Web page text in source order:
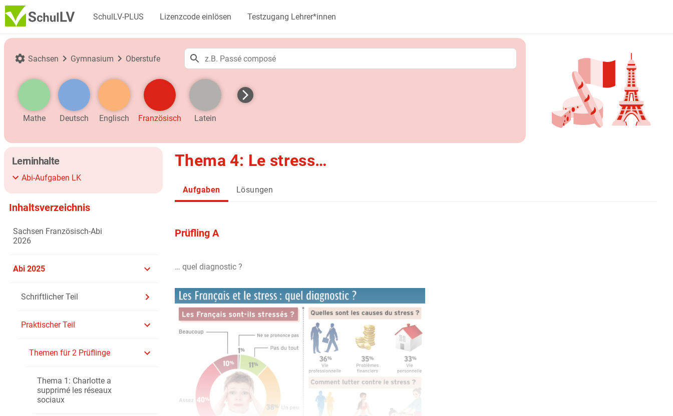
SchulLV-PLUS Lizenzcode einlösen Testzugang Lehrer*innen
Sachsen Gymnasium Oberstufe
Mathe Deutsch Englisch Französisch Latein
Lerninhalte
Abi-Aufgaben LK
Inhaltsverzeichnis
Sachsen Französisch-Abi
2026
Abi 2025
Schriftlicher Teil
Praktischer Teil
Themen für 2 Prüflinge
Thema 1: Charlotte a
supprimé les réseaux
sociaux
Thema 4: Le stress…
Aufgaben Lösungen
Prüfling A
… quel diagnostic ?